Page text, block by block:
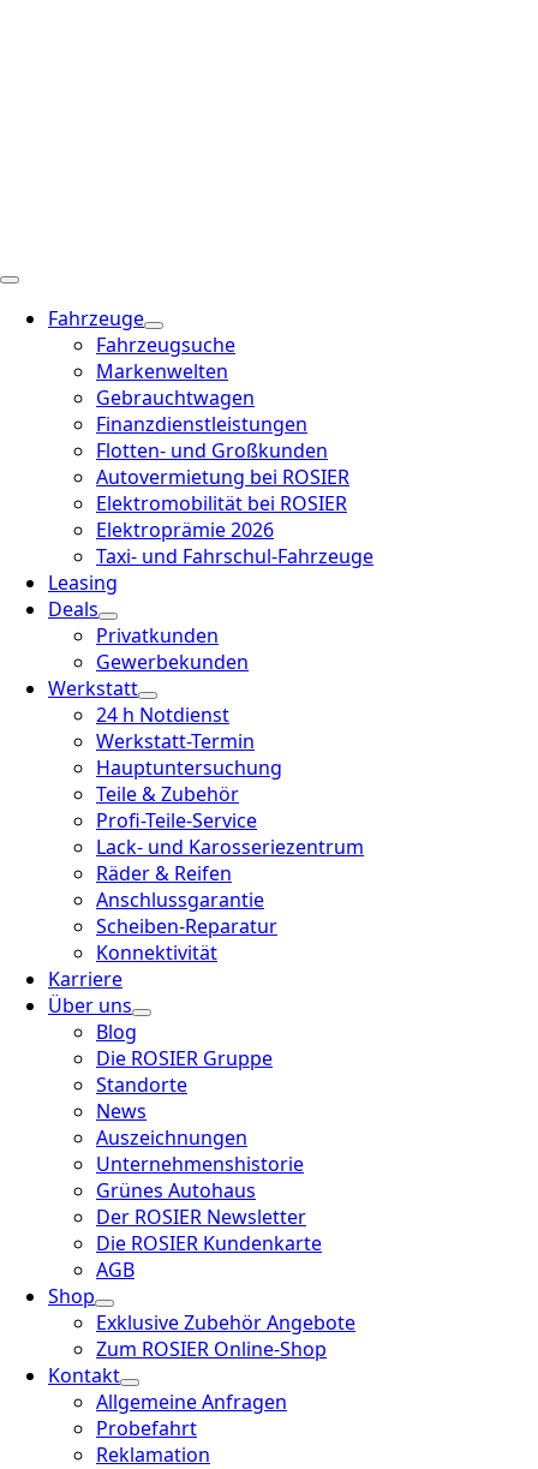
Fahrzeuge
Fahrzeugsuche
Markenwelten
Gebrauchtwagen
Finanzdienstleistungen
Flotten- und Großkunden
Autovermietung bei ROSIER
Elektromobilität bei ROSIER
Elektroprämie 2026
Taxi- und Fahrschul-Fahrzeuge
Leasing
Deals
Privatkunden
Gewerbekunden
Werkstatt
24 h Notdienst
Werkstatt-Termin
Hauptuntersuchung
Teile & Zubehör
Profi-Teile-Service
Lack- und Karosseriezentrum
Räder & Reifen
Anschlussgarantie
Scheiben-Reparatur
Konnektivität
Karriere
Über uns
Blog
Die ROSIER Gruppe
Standorte
News
Auszeichnungen
Unternehmenshistorie
Grünes Autohaus
Der ROSIER Newsletter
Die ROSIER Kundenkarte
AGB
Shop
Exklusive Zubehör Angebote
Zum ROSIER Online-Shop
Kontakt
Allgemeine Anfragen
Probefahrt
Reklamation